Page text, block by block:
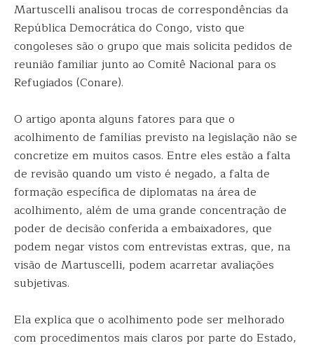
Martuscelli analisou trocas de correspondências da
República Democrática do Congo, visto que
congoleses são o grupo que mais solicita pedidos de
reunião familiar junto ao Comitê Nacional para os
Refugiados (Conare).
O artigo aponta alguns fatores para que o
acolhimento de famílias previsto na legislação não se
concretize em muitos casos. Entre eles estão a falta
de revisão quando um visto é negado, a falta de
formação específica de diplomatas na área de
acolhimento, além de uma grande concentração de
poder de decisão conferida a embaixadores, que
podem negar vistos com entrevistas extras, que, na
visão de Martuscelli, podem acarretar avaliações
subjetivas.
Ela explica que o acolhimento pode ser melhorado
com procedimentos mais claros por parte do Estado,